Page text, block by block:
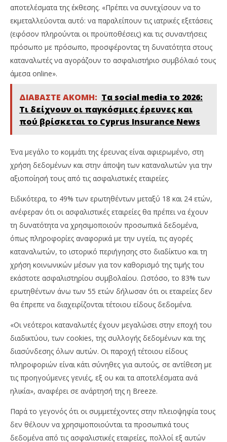
αποτελέσματα της έκθεσης. «Πρέπει να συνεχίσουν να το
εκμεταλλεύονται αυτό: να παραλείπουν τις ιατρικές εξετάσεις
(εφόσον πληρούνται οι προϋποθέσεις) και τις συναντήσεις
πρόσωπο με πρόσωπο, προσφέροντας τη δυνατότητα στους
καταναλωτές να αγοράζουν το ασφαλιστήριο συμβόλαιό τους
άμεσα online».
ΔΙΑΒΑΣΤΕ ΑΚΟΜΗ: Τα social media το 2026:
Τι δείχνουν οι παγκόσμιες έρευνες και
πού βρίσκεται το Cyprus Insurance News
Ένα μεγάλο το κομμάτι της έρευνας είναι αφιερωμένο, στη
χρήση δεδομένων και στην άποψη των καταναλωτών για την
αξιοποίησή τους από τις ασφαλιστικές εταιρείες.
Eιδικότερα, το 49% των ερωτηθέντων μεταξύ 18 και 24 ετών,
ανέφεραν ότι οι ασφαλιστικές εταιρείες θα πρέπει να έχουν
τη δυνατότητα να χρησιμοποιούν προσωπικά δεδομένα,
όπως πληροφορίες αναφορικά με την υγεία, τις αγορές
καταναλωτών, το ιστορικό περιήγησης στο διαδίκτυο και τη
χρήση κοινωνικών μέσων για τον καθορισμό της τιμής του
εκάστοτε ασφαλιστηρίου συμβολαίου. Ωστόσο, το 83% των
ερωτηθέντων άνω των 55 ετών δήλωσαν ότι οι εταιρείες δεν
θα έπρεπε να διαχειρίζονται τέτοιου είδους δεδομένα.
«Οι νεότεροι καταναλωτές έχουν μεγαλώσει στην εποχή του
διαδικτύου, των cookies, της συλλογής δεδομένων και της
διασύνδεσης όλων αυτών. Οι παροχή τέτοιου είδους
πληροφοριών είναι κάτι σύνηθες για αυτούς, σε αντίθεση με
τις προηγούμενες γενιές, εξ ου και τα αποτελέσματα ανά
ηλικία», αναφέρει σε ανάρτησή της η Breeze.
Παρά το γεγονός ότι οι συμμετέχοντες στην πλειοψηφία τους
δεν θέλουν να χρησιμοποιούνται τα προσωπικά τους
δεδομένα από τις ασφαλιστικές εταιρείες, πολλοί εξ αυτών